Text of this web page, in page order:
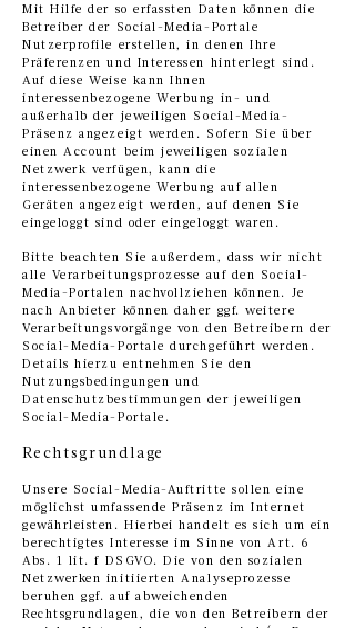
Mit Hilfe der so erfassten Daten können die
Betreiber der Social-Media-Portale
Nutzerprofile erstellen, in denen Ihre
Präferenzen und Interessen hinterlegt sind.
Auf diese Weise kann Ihnen
interessenbezogene Werbung in- und
außerhalb der jeweiligen Social-Media-
Präsenz angezeigt werden. Sofern Sie über
einen Account beim jeweiligen sozialen
Netzwerk verfügen, kann die
interessenbezogene Werbung auf allen
Geräten angezeigt werden, auf denen Sie
eingeloggt sind oder eingeloggt waren.
Bitte beachten Sie außerdem, dass wir nicht
alle Verarbeitungsprozesse auf den Social-
Media-Portalen nachvollziehen können. Je
nach Anbieter können daher ggf. weitere
Verarbeitungsvorgänge von den Betreibern der
Social-Media-Portale durchgeführt werden.
Details hierzu entnehmen Sie den
Nutzungsbedingungen und
Datenschutzbestimmungen der jeweiligen
Social-Media-Portale.
Rechtsgrundlage
Unsere Social-Media-Auftritte sollen eine
möglichst umfassende Präsenz im Internet
gewährleisten. Hierbei handelt es sich um ein
berechtigtes Interesse im Sinne von Art. 6
Abs. 1 lit. f DSGVO. Die von den sozialen
Netzwerken initiierten Analyseprozesse
beruhen ggf. auf abweichenden
Rechtsgrundlagen, die von den Betreibern der